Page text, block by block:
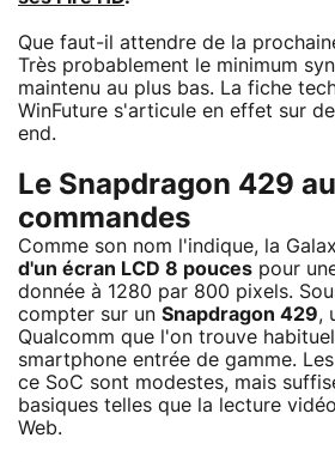
Que faut-il attendre de la
Très probablement le minimum
maintenu au plus bas. La fiche
WinFuture s'articule en effet sur
end.
Le Snapdragon 429
commandes
Comme son nom l'indique, la
d'un écran LCD 8 pouces pour
donnée à 1280 par 800 pixels.
compter sur un Snapdragon 429,
Qualcomm que l'on trouve
smartphone entrée de gamme.
ce SoC sont modestes, mais
basiques telles que la lecture
Web.